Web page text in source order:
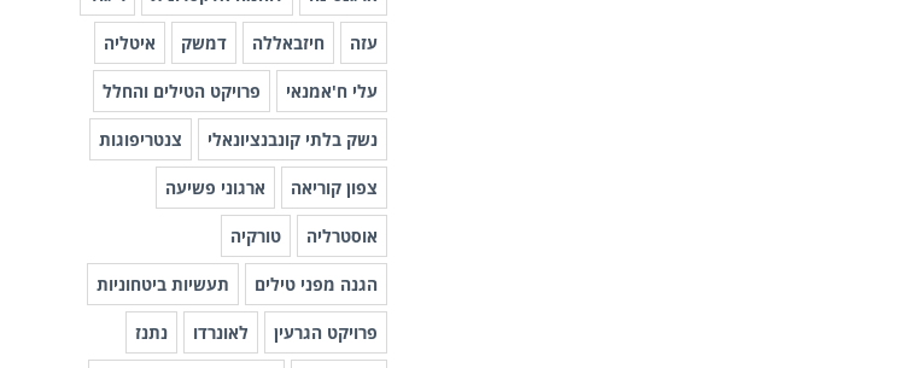
עזה חיזבאללה דמשק איטליה
עלי ח'אמנאי פרויקט הטילים והחלל
נשק בלתי קונבנציונאלי צנטריפוגות
צפון קוריאה ארגוני פשיעה
אוסטרליה טורקיה
הגנה מפני טילים תעשיות ביטחוניות
פרויקט הגרעין לאונרדו נתנז